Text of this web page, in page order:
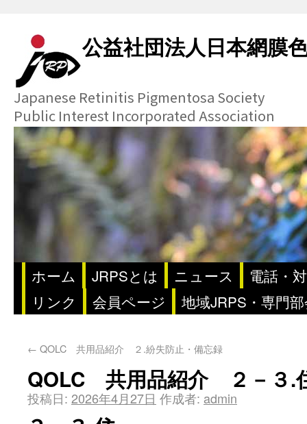
公益社団法人日本網膜
Japanese Retinitis Pigmentosa Society
Public Interest Incorporated Association
ホーム JRPSとは ニュース
電話・
リンク
会員ページ 地域JRPS・専門
← QOLC 共用品紹介 ２.紛失防止・備忘録
QOLC 共用品紹介 ２－３.
投稿日: 2026年4月27日 作成者: admin